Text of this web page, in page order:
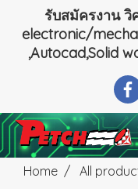
รับสมัครงาน
electronic/
,Autocad,Solid
Home All